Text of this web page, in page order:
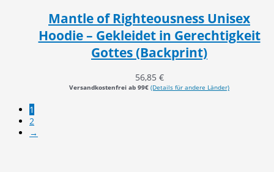
Mantle of Righteousness Unisex
Hoodie – Gekleidet in Gerechtigkeit
Gottes (Backprint)
56,85 €
Versandkostenfrei ab 99€ (Details für andere Länder)
1
2
→